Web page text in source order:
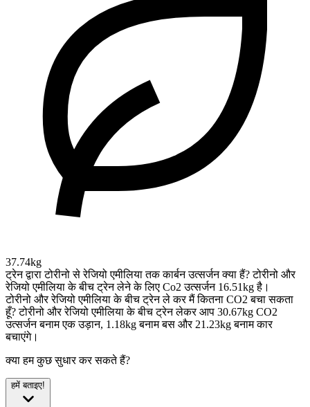
37.74kg
ट्रेन द्वारा टोरीनो से रेजियो एमीलिया तक कार्बन उत्सर्जन क्या हैं? टोरीनो और
रेजियो एमीलिया के बीच ट्रेन लेने के लिए Co2 उत्सर्जन 16.51kg है।
टोरीनो और रेजियो एमीलिया के बीच ट्रेन ले कर मैं कितना CO2 बचा सकता
हूँ? टोरीनो और रेजियो एमीलिया के बीच ट्रेन लेकर आप 30.67kg CO2
उत्सर्जन बनाम एक उड़ान, 1.18kg बनाम बस और 21.23kg बनाम कार
बचाएंगे।
क्या हम कुछ सुधार कर सकते हैं?
हमें बताइए!